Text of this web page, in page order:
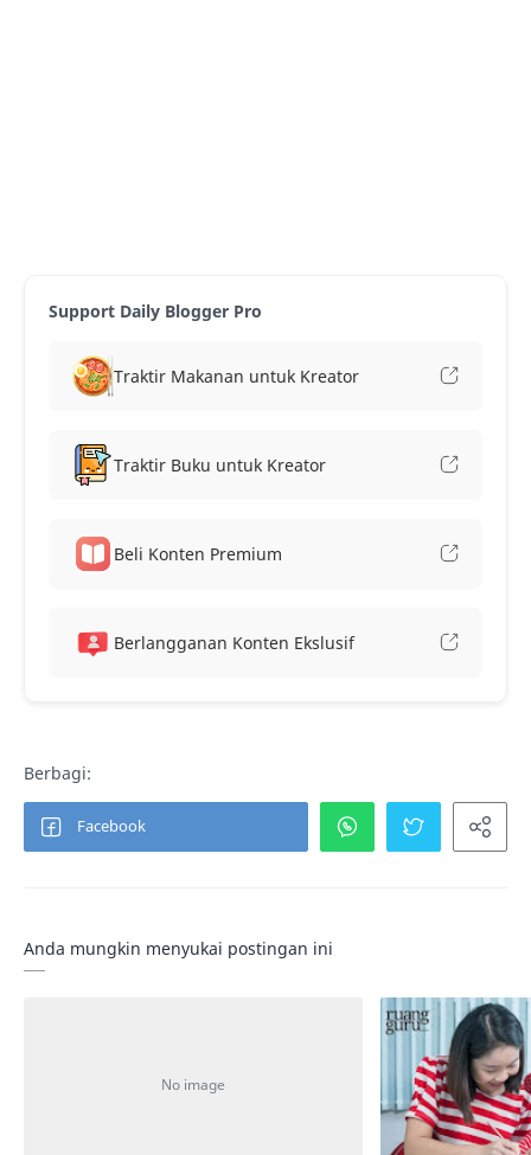
Support Daily Blogger Pro
Traktir Makanan untuk Kreator
Traktir Buku untuk Kreator
Beli Konten Premium
Berlangganan Konten Ekslusif
Anda mungkin menyukai postingan ini